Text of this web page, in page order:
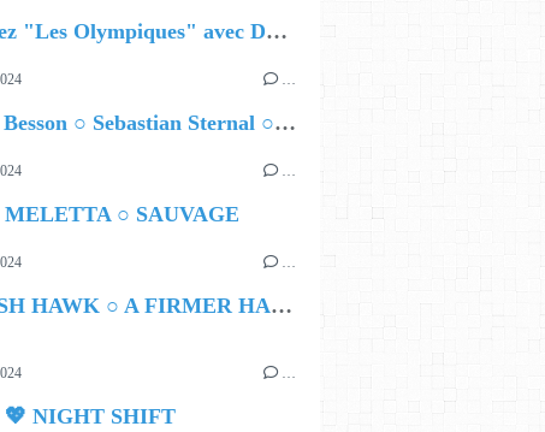
TOP LEFT, THEN ENGLISH
Célébrez "Les Olympiques" avec DVTR !
…
Airelle Besson ○ Sebastian Sternal ○ Jonas Burgwinkel
…
○ SAUVAGE
…
HAMISH HAWK ○ A FIRMER HAND
…
💖 NIGHT SHIFT